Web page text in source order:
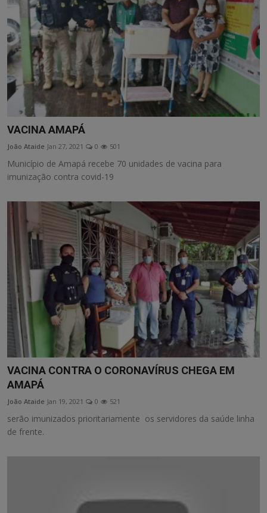
VACINA AMAPÁ
João Ataide Jan 27, 2021 0 501
Município de Amapá recebe 70 unidades de vacina para
imunização contra covid-19
VACINA CONTRA O CORONAVÍRUS CHEGA EM
AMAPÁ
João Ataide Jan 19, 2021 0 521
serão imunizados prioritariamente os servidores da saúde linha
de frente.